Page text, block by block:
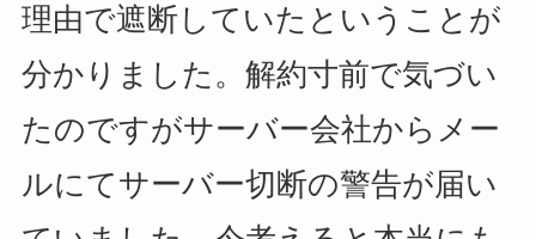
理由で遮断していたということが
分かりました。解約寸前で気づい
たのですがサーバー会社からメー
ルにてサーバー切断の警告が届い